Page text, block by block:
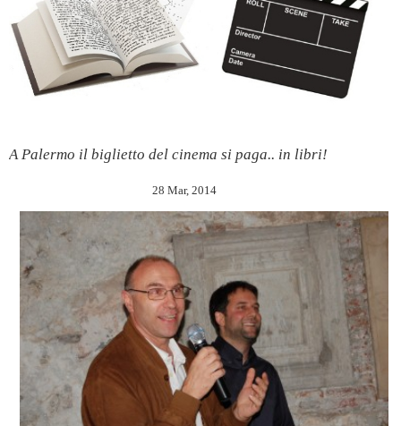
A Palermo il biglietto del cinema si paga.. in libri!
28 Mar, 2014